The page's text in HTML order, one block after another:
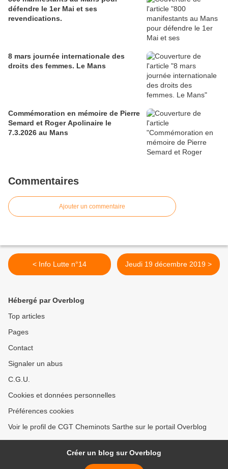
défendre le 1er Mai et ses
revendications.
8 mars journée internationale des
droits des femmes. Le Mans
Commémoration en mémoire de Pierre
Semard et Roger Apolinaire le
7.3.2026 au Mans
Commentaires
Ajouter un commentaire
< Info Lutte n°14 Jeudi 19 décembre 2019 >
Hébergé par Overblog
Top articles
Pages
Contact
Signaler un abus
C.G.U.
Cookies et données personnelles
Préférences cookies
Voir le profil de CGT Cheminots Sarthe sur le portail Overblog
Créer un blog sur Overblog